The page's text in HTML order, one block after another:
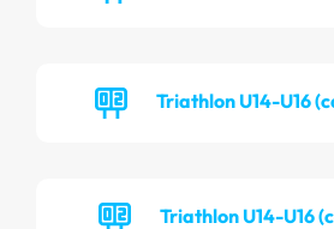
Triathlon U14-U16
Triathlon U14-U16